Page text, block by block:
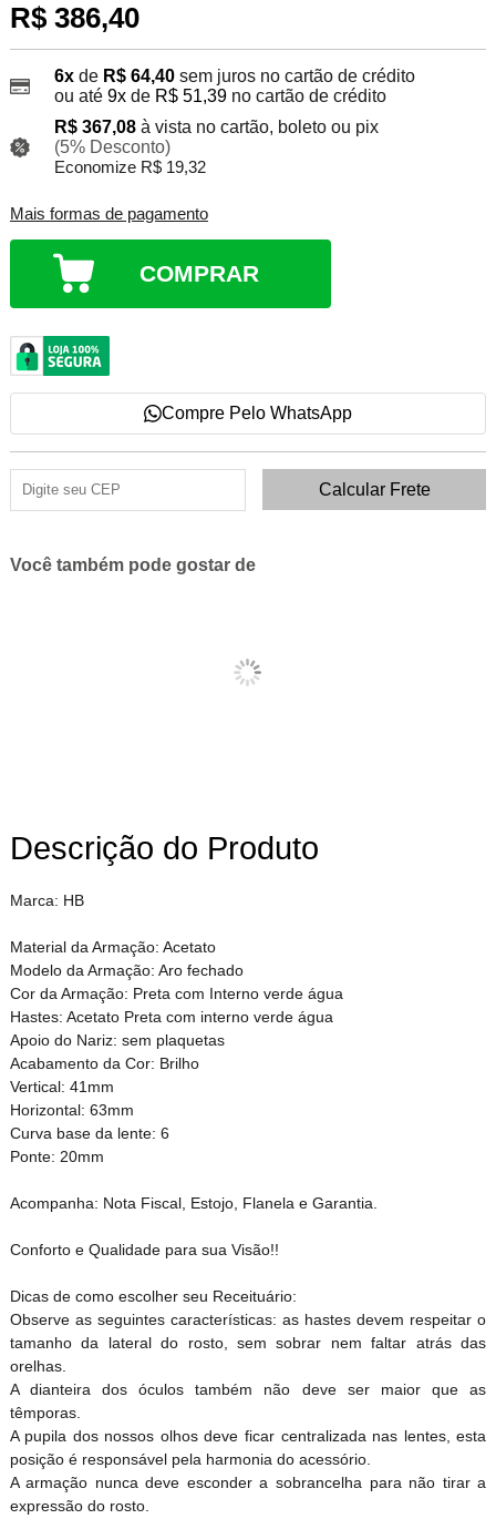
R$ 386,40
6xde R$ 64,40 sem juros no cartão de crédito
ou até 9xde R$ 51,39no cartão de crédito
R$ 367,08 à vista no cartão, boleto ou pix
(5% Desconto)
Economize R$ 19,32
Mais formas de pagamento
COMPRAR
Compre Pelo WhatsApp
Você também pode gostar de
Descrição do Produto
Marca: HB
Material da Armação: Acetato
Modelo da Armação: Aro fechado
Cor da Armação: Preta com Interno verde água
Hastes: Acetato Preta com interno verde água
Apoio do Nariz: sem plaquetas
Acabamento da Cor: Brilho
Vertical: 41mm
Horizontal: 63mm
Curva base da lente: 6
Ponte: 20mm
Acompanha: Nota Fiscal, Estojo, Flanela e Garantia.
Conforto e Qualidade para sua Visão!!
Dicas de como escolher seu Receituário:
Observe as seguintes características: as hastes devem respeitar o
tamanho da lateral do rosto, sem sobrar nem faltar atrás das
orelhas.
A dianteira dos óculos também não deve ser maior que as
têmporas.
A pupila dos nossos olhos deve ficar centralizada nas lentes, esta
posição é responsável pela harmonia do acessório.
A armação nunca deve esconder a sobrancelha para não tirar a
expressão do rosto.